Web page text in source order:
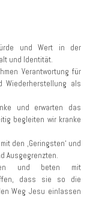
und Wert in der
und Identität.
Verantwortung für
Wiederherstellung als
und erwarten das
begleiten wir kranke
den ‚Geringsten‘ und
Ausgegrenzten.
und beten mit
dass sie so die
Weg Jesu einlassen